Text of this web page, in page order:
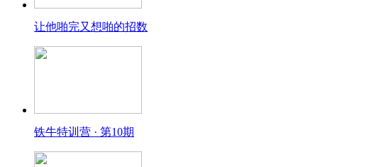
让他啪完又想啪的招数
铁牛特训营 · 第10期